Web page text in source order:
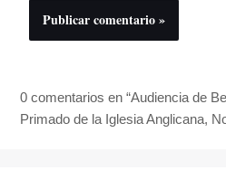
0 comentarios en “Audiencia de
Primado de la Iglesia Anglicana,